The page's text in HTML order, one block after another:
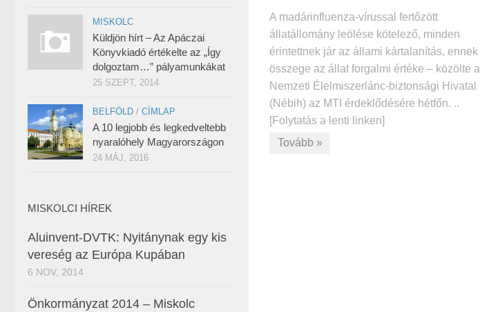
A madárinfluenza-vírussal fertőzött
állatállomány leölése kötelező, minden
érintettnek jár az állami kártalanítás, ennek
összege az állat forgalmi értéke – közölte a
Nemzeti Élelmiszerlánc-biztonsági Hivatal
(Nébih) az MTI érdeklődésére hétfőn. ..
[Folytatás a lenti linken]
Tovább »
MISKOLC
Küldjön hírt – Az Apáczai
Könyvkiadó értékelte az „Így
dolgoztam…” pályamunkákat
25 SZEPT, 2014
BELFÖLD / CÍMLAP
A 10 legjobb és legkedveltebb
nyaralóhely Magyarországon
24 MÁJ, 2016
MISKOLCI HÍREK
Aluinvent-DVTK: Nyitánynak egy kis
vereség az Európa Kupában
6 NOV, 2014
Önkormányzat 2014 – Miskolc